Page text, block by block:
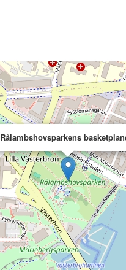
Rålambshovsparkens